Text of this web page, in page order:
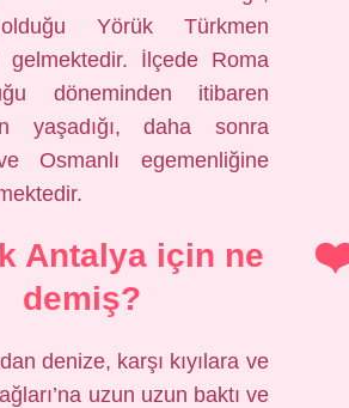
Yörük Türkmen
gelmektedir. İlçede Roma
döneminden itibaren
yaşadığı, daha sonra
Osmanlı egemenliğine
Antalya için ne
demiş?
denize, karşı kıyılara ve
uzun uzun baktı ve